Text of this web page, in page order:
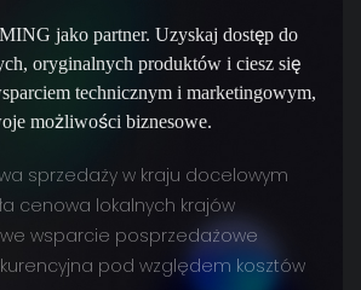
jako partner. Uzyskaj dostęp do
oryginalnych produktów i ciesz się
technicznym i marketingowym,
możliwości biznesowe.
sprzedaży w kraju docelowym
cenowa lokalnych krajów
wsparcie posprzedażowe
pod względem kosztów